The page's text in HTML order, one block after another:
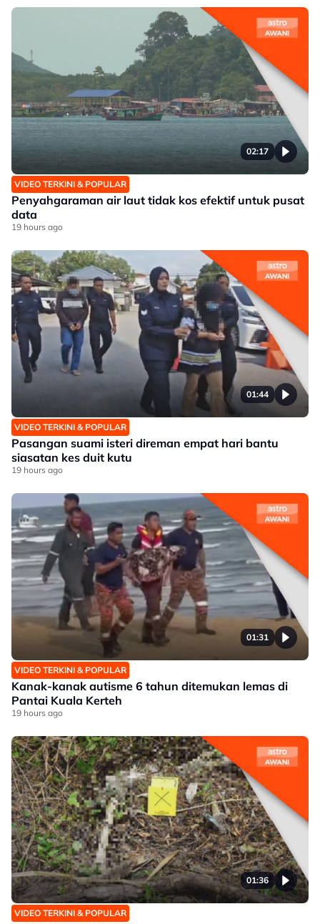
02:17
VIDEO TERKINI & POPULAR
Penyahgaraman air laut tidak kos efektif untuk pusat
data
19 hours ago
01:44
VIDEO TERKINI & POPULAR
Pasangan suami isteri direman empat hari bantu
siasatan kes duit kutu
19 hours ago
01:31
VIDEO TERKINI & POPULAR
Kanak-kanak autisme 6 tahun ditemukan lemas di
Pantai Kuala Kerteh
19 hours ago
01:36
VIDEO TERKINI & POPULAR